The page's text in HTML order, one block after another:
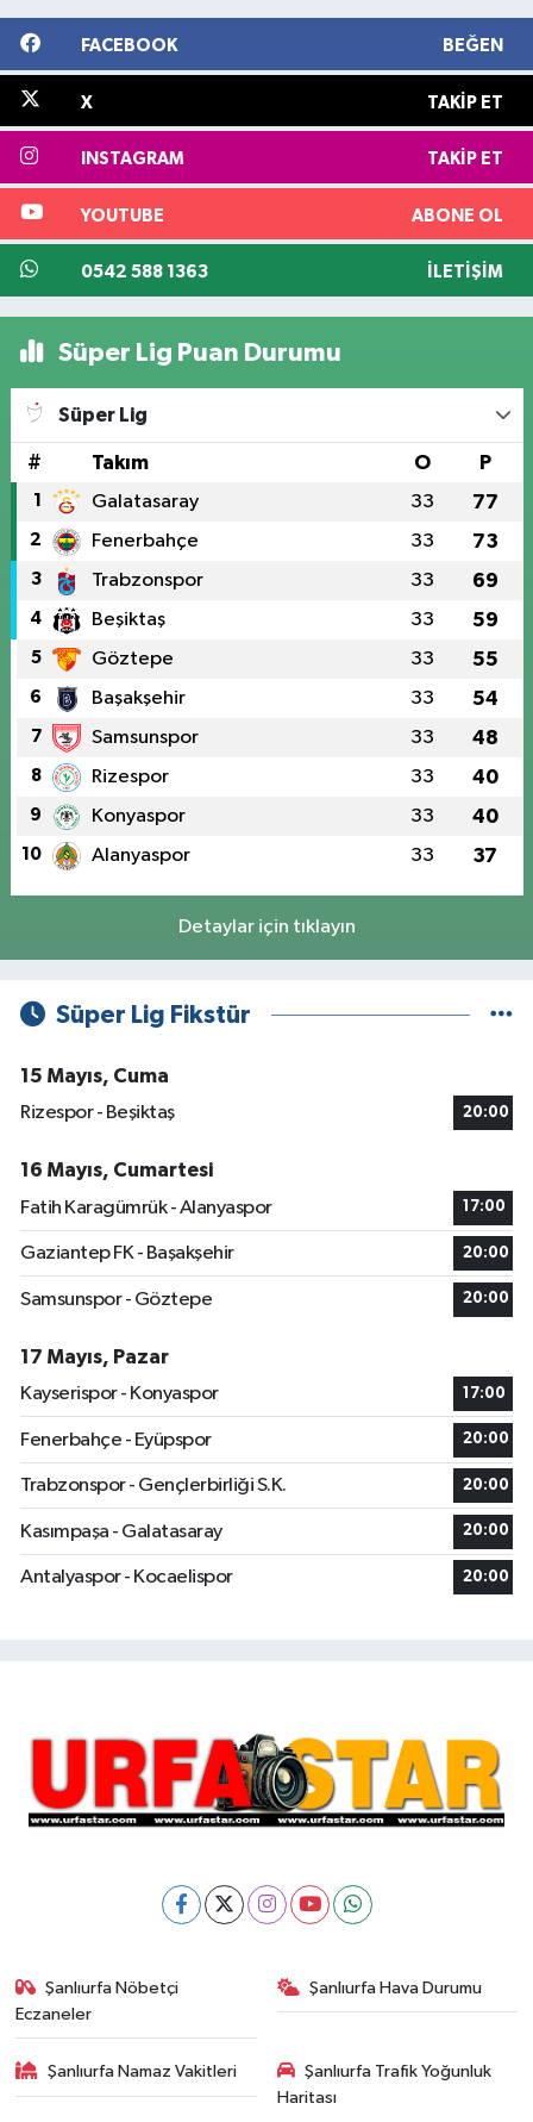
FACEBOOK BEĞEN
X TAKIP ET
INSTAGRAM TAKIP ET
YOUTUBE ABONE OL
0542 588 1363 İLETIŞIM
Süper Lig Puan Durumu
Süper Lig
# Takım O P
1 Galatasaray 33 77
2 Fenerbahçe 33 73
3 Trabzonspor 33 69
4 Beşiktaş 33 59
5 Göztepe 33 55
6 Başakşehir 33 54
7 Samsunspor 33 48
8 Rizespor 33 40
9 Konyaspor 33 40
10 Alanyaspor 33 37
Detaylar için tıklayın
Süper Lig Fikstür
15 Mayıs, Cuma
Rizespor - Beşiktaş
20:00
16 Mayıs, Cumartesi
Fatih Karagümrük - Alanyaspor
17:00
Gaziantep FK - Başakşehir 20:00
Samsunspor - Göztepe 20:00
17 Mayıs, Pazar
Kayserispor - Konyaspor
17:00
Fenerbahçe - Eyüpspor 20:00
Trabzonspor - Gençlerbirliği S.K. 20:00
Kasımpaşa - Galatasaray 20:00
Antalyaspor - Kocaelispor 20:00
Şanlıurfa Nöbetçi
Eczaneler
Şanlıurfa Hava Durumu
Şanlıurfa Namaz Vakitleri
Şanlıurfa Trafik Yoğunluk
Haritası